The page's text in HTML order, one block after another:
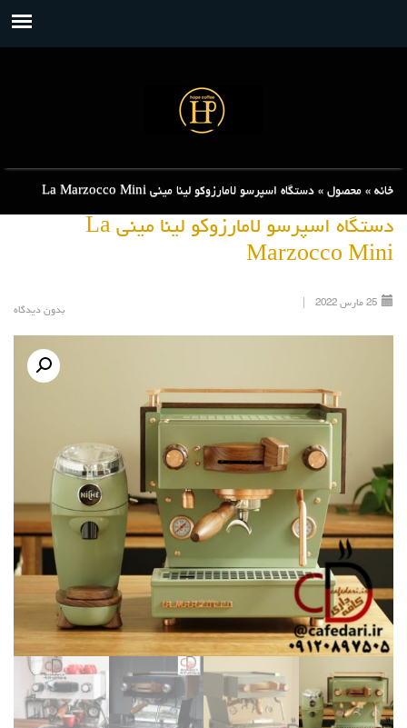
خانه » محصول » دستگاه اسپرسو لامارزوکو لینا مینی La Marzocco Mini
دستگاه اسپرسو لامارزوکو لینا مینی La
Marzocco Mini
25 مارس 2022
بدون دیدگاه